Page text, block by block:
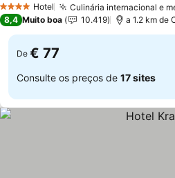
4 EstrelasHotel Culinária internacional e
8,4 Muito boa 10.419 a 1.2 km de
De € 77
Consulte os preços de 17 sites